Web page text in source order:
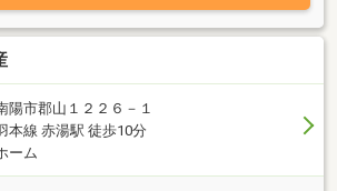
陽市郡山１２２６－１
本線 赤湯駅 徒歩10分
ーム